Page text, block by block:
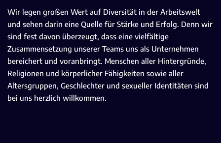
Wir legen großen Wert auf Diversität in der Arbeitswelt
und sehen darin eine Quelle für Stärke und Erfolg. Denn wir
sind fest davon überzeugt, dass eine vielfältige
Zusammensetzung unserer Teams uns als Unternehmen
bereichert und voranbringt. Menschen aller Hintergründe,
Religionen und körperlicher Fähigkeiten sowie aller
Altersgruppen, Geschlechter und sexueller Identitäten sind
bei uns herzlich willkommen.